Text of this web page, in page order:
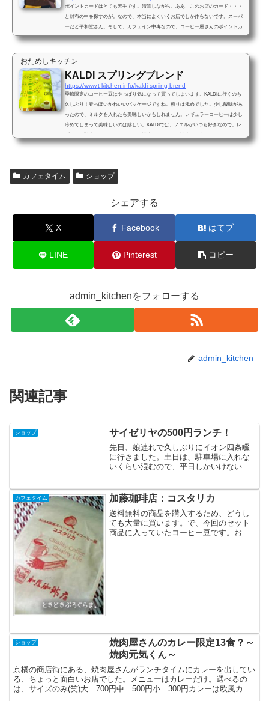
ポイントカードはとても苦手です。清算しながら、ああ、このお店のカード・・・
と財布の中を探すのが。なので、本当によくいくお店でしか作らないです。スーパ
ーだと平和堂さん。そして、カフェイン中毒なので、コーヒー屋さんのポイントカ
ード。福岡にいる時はファディさんが近かったので、こちらも使ってました。大阪
おためしキッチン
KALDI スプリングブレンド
https://www.t-kitchen.info/kaldi-spriing-brend
季節限定のコーヒー豆はやっぱり気になって買ってしまいます。KALDIに行くのも
久しぶり！春っぽいかわいいパッケージですね。煎りは浅めでした。少し酸味があ
ったので、ミルクを入れたら美味しいかもしれません。レギュラーコーヒーは少し
冷めてしまって美味しいのは嬉しい。KALDIでは、ノエルがいつも好きなので、レ
ギュラー販売してほしいなぁ、あの深煎り。こちらの記事もどうぞ
カフェタイム ショップ
シェアする
X Facebook はてブ
LINE Pinterest コピー
admin_kitchenをフォローする
admin_kitchen
関連記事
ショップ サイゼリヤの500円ランチ！
先日、娘連れで久しぶりにイオン四条畷
に行きました。土日は、駐車場に入れな
いくらい混むので、平日しかいけないん
かなかったからかー。しかも500円で、サ
ラダとスープと選べる...
カフェタイム 加藤珈琲店：コスタリカ
送料無料の商品を購入するため、どうし
ても大量に買います。で、今回のセット
商品に入っていたコーヒー豆です。お店
ショップ
焼肉屋さんのカレー限定13食？～
焼肉元気くん～
京橋の商店街にある、焼肉屋さんがランチタイムにカレーを出してい
る、ちょっと面白いお店でした。メニューはカレーだけ。選べるの
は、サイズのみ(笑)大 700円中 500円小 300円カレーは欧風カレ